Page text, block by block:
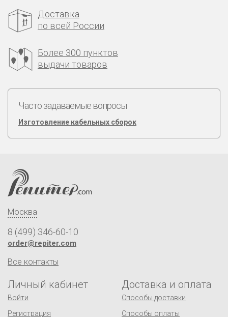
Доставка
по всей России
Более 300 пунктов
выдачи товаров
Часто задаваемые вопросы
Изготовление кабельных сборок
Москва
8 (499) 346-60-10
order@repiter.com
Все контакты
Личный кабинет
Войти
Регистрация
Доставка и оплата
Способы доставки
Способы оплаты